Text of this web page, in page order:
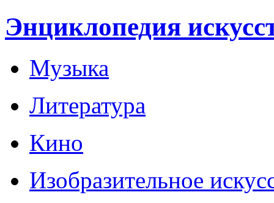
Энциклопедия
Музыка
Литература
Кино
Изобразительное